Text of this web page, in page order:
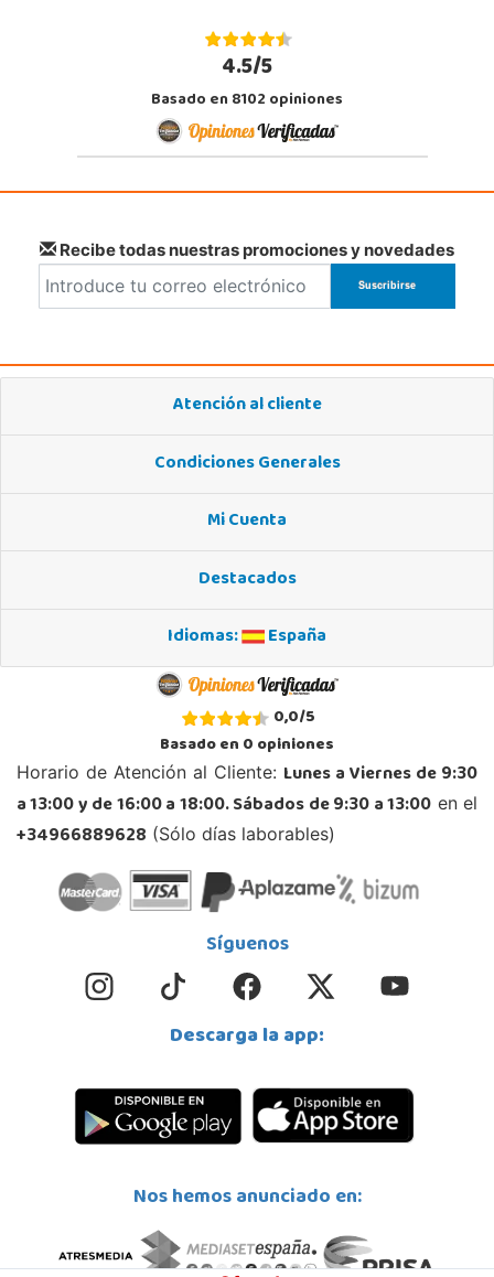
4.5/5
Basado en 8102 opiniones
Recibe todas nuestras promociones y novedades
Atención al cliente
Condiciones Generales
Mi Cuenta
Destacados
Idiomas:
España
0,0/5
Basado en0opiniones
Horario de Atención al Cliente: Lunes a Viernes de 9:30
a 13:00 y de 16:00 a 18:00. Sábados de 9:30 a 13:00 en el
+34966889628 (Sólo días laborables)
Síguenos
Descarga la app:
Nos hemos anunciado en: